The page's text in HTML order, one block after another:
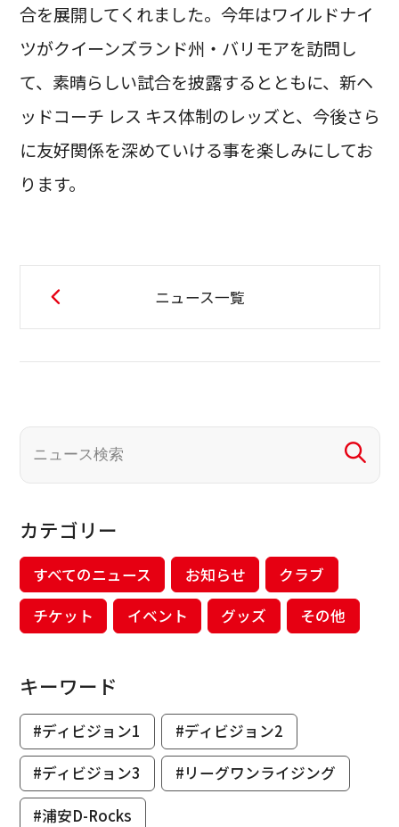
合を展開してくれました。今年はワイルドナイ
ツがクイーンズランド州・バリモアを訪問し
て、素晴らしい試合を披露するとともに、新ヘ
ッドコーチ レス キス体制のレッズと、今後さら
に友好関係を深めていける事を楽しみにしてお
ります。
ニュース一覧
カテゴリー
すべてのニュース お知らせ
クラブ
チケット
イベント グッズ その他
キーワード
#ディビジョン1
#ディビジョン2
#ディビジョン3
#リーグワンライジング
#浦安D-Rocks